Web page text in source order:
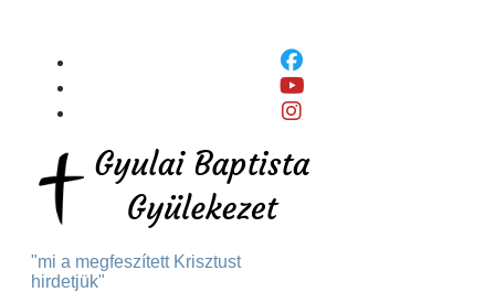
Content
"mi a megfeszített Krisztust
hirdetjük"